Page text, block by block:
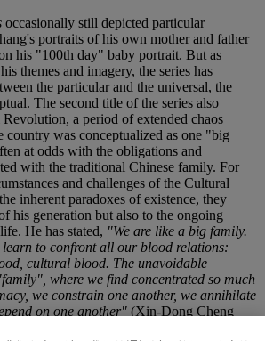
occasionally still depicted particular
portraits of his own mother and father
his "100th day" baby portrait. But as
themes and imagery, the series has
the particular and the universal, the
The second title of the series also
a period of extended chaos
was conceptualized as one "big
at odds with the obligations and
with the traditional Chinese family. For
and challenges of the Cultural
inherent paradoxes of existence, they
his generation but also to the ongoing
He has stated, "We are like a big family.
to confront all our blood relations:
cultural blood. The unavoidable
where we find concentrated so much
we constrain one another, we annihilate
on one another" (Xin-Dong Cheng